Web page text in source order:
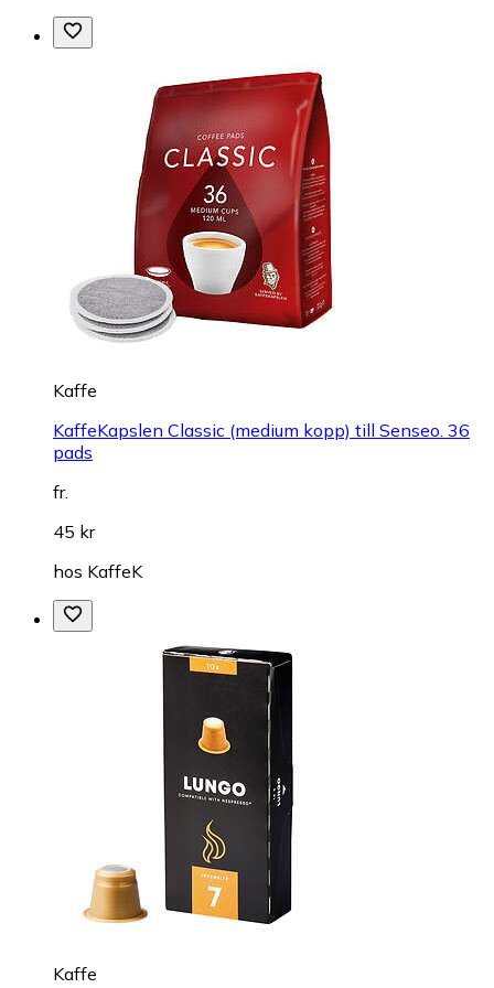
Kaffe
KaffeKapslen Classic (medium kopp) till Senseo. 36
pads
fr.
45 kr
hos KaffeK
Kaffe